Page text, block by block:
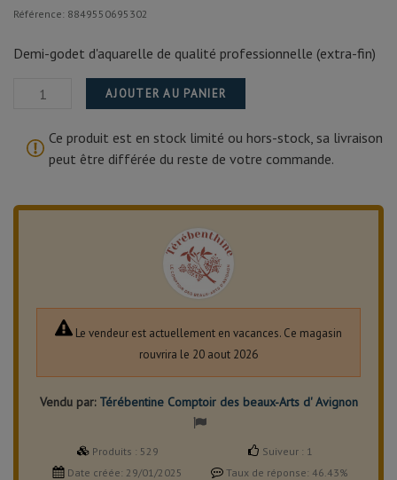
Référence: 8849550695302
Demi-godet d'aquarelle de qualité professionnelle (extra-fin)
AJOUTER AU PANIER
Ce produit est en stock limité ou hors-stock, sa livraison
peut être différée du reste de votre commande.
Le vendeur est actuellement en vacances. Ce magasin
rouvrira le 20 aout 2026
Vendu par: Térébentine Comptoir des beaux-Arts d' Avignon
Produits : 529 Suiveur : 1
Date créée: 29/01/2025 Taux de réponse: 46.43%